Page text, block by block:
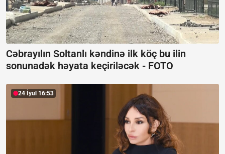
Cəbrayılın Soltanlı kəndinə ilk köç bu ilin
sonunadək həyata keçiriləcək - FOTO
24 İyul 16:53